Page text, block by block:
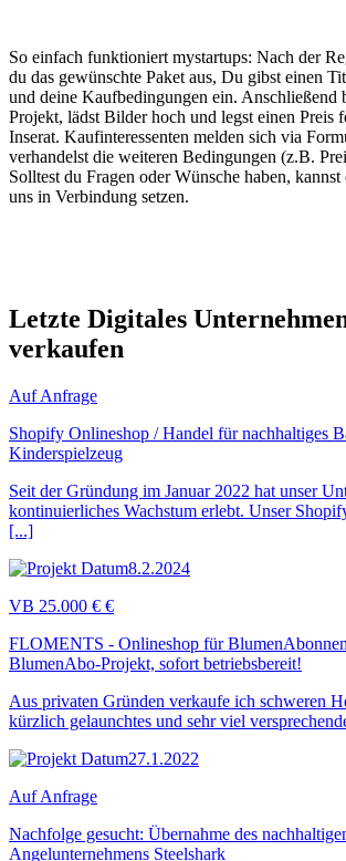
So einfach funktioniert mystartups: Nach der
du das gewünschte Paket aus, Du gibst einen
und deine Kaufbedingungen ein. Anschließend
Projekt, lädst Bilder hoch und legst einen Preis
Inserat. Kaufinteressenten melden sich via
verhandelst die weiteren Bedingungen (z.B.
Solltest du Fragen oder Wünsche haben,
uns in Verbindung setzen.
Letzte Digitales
verkaufen
Auf Anfrage
Shopify Onlineshop / Handel für nachhaltiges
Kinderspielzeug
Seit der Gründung im Januar 2022 hat unser
kontinuierliches Wachstum erlebt. Unser
[...]
8.2.2024
VB 25.000 € €
FLOMENTS - Onlineshop für
BlumenAbo-Projekt, sofort betriebsbereit!
Aus privaten Gründen verkaufe ich schweren
kürzlich gelaunchtes und sehr viel
27.1.2022
Auf Anfrage
Nachfolge gesucht: Übernahme des
Angelunternehmens Steelshark